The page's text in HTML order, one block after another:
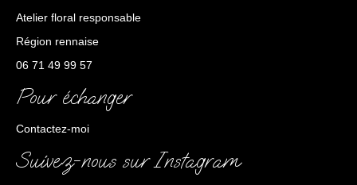
Atelier floral responsable
Région rennaise
06 71 49 99 57
Pour échanger
Contactez-moi
Suivez-nous sur Instagram